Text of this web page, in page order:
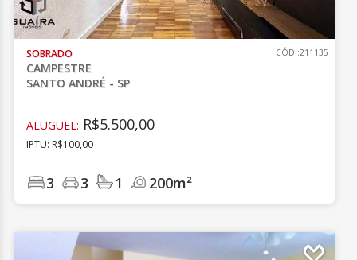
SOBRADO
CAMPESTRE
SANTO ANDRÉ - SP
CÓD.:211135
ALUGUEL: R$5.500,00
IPTU: R$100,00
3 3 1 200m²